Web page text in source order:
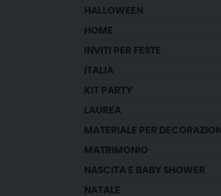
HALLOWEEN
HOME
INVITI PER FESTE
ITALIA
KIT PARTY
LAUREA
MATERIALE PER DECORAZIONI
MATRIMONIO
NASCITA E BABY SHOWER
NATALE